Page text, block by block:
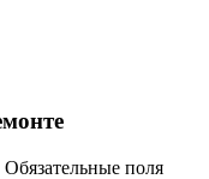
Обязательные поля